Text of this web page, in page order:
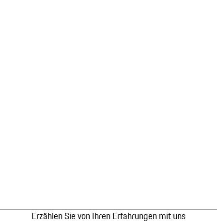
Erzählen Sie von Ihren Erfahrungen mit uns